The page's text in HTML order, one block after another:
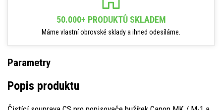
50.000+ PRODUKTŮ SKLADEM
Máme vlastní obrovské sklady a ihned odesíláme.
Parametry
Popis produktu